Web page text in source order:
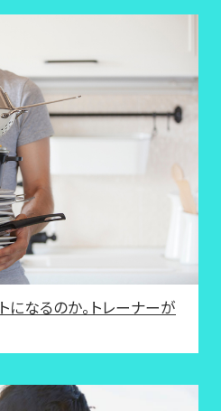
なるのか。トレーナーが